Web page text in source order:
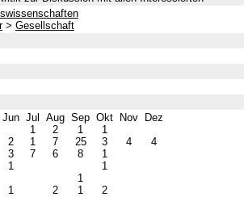
> Gesellschaft
Jun Jul Aug Sep Okt Nov Dez
1 2 1
1
2 1 7 25 3 4
4
3 7 6 8
1
1
1
1
1 2 1
2